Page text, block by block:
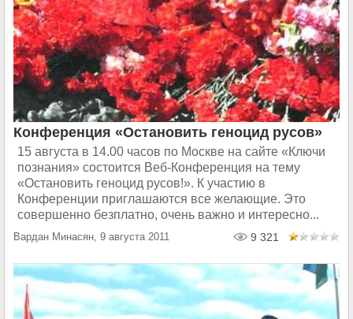
Конференция «Остановить геноцид русов»
15 августа в 14.00 часов по Москве на сайте «Ключи
познания» состоится Веб-Конференция на тему
«Остановить геноцид русов!». К участию в
Конференции приглашаются все желающие. Это
совершенно безплатно, очень важно и интересно...
Вардан Минасян, 9 августа 2011 9 321